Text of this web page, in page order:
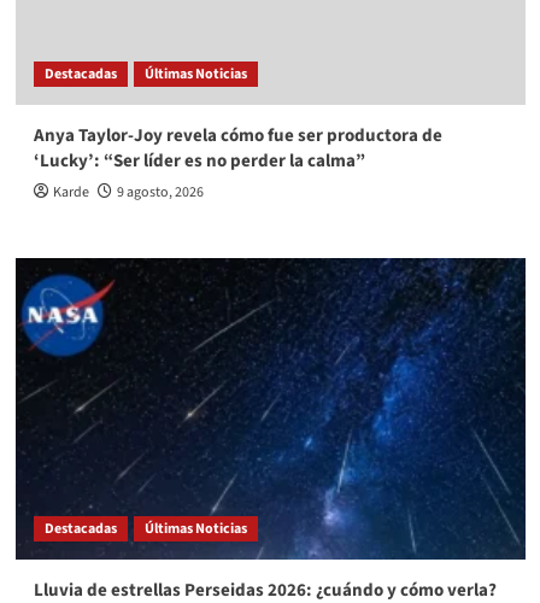
Destacadas Últimas Noticias
Anya Taylor-Joy revela cómo fue ser productora de
‘Lucky’: “Ser líder es no perder la calma”
Karde 9 agosto, 2026
Destacadas Últimas Noticias
Lluvia de estrellas Perseidas 2026: ¿cuándo y cómo verla?